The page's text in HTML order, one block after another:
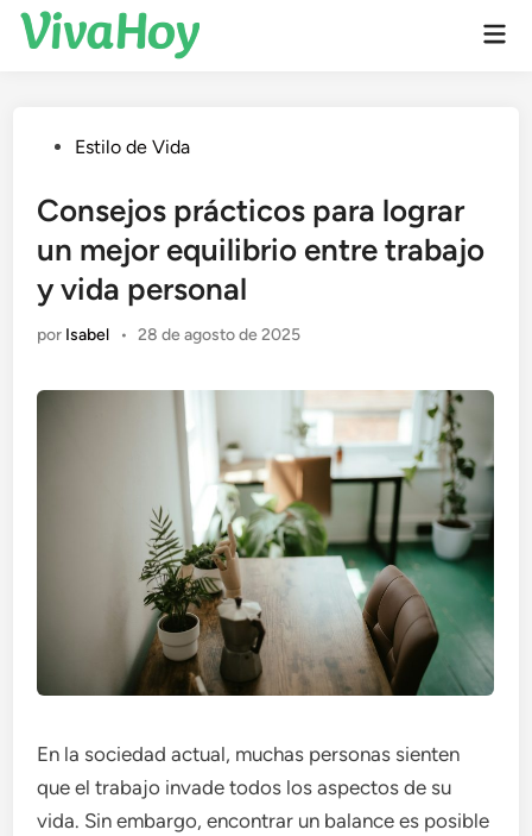
Saltar
Publicado
Estilo de Vida
Consejos prácticos para lograr
un mejor equilibrio entre trabajo
y vida personal
por Isabel • 28 de agosto de 2025
En la sociedad actual, muchas personas sienten
que el trabajo invade todos los aspectos de su
vida. Sin embargo, encontrar un balance es posible